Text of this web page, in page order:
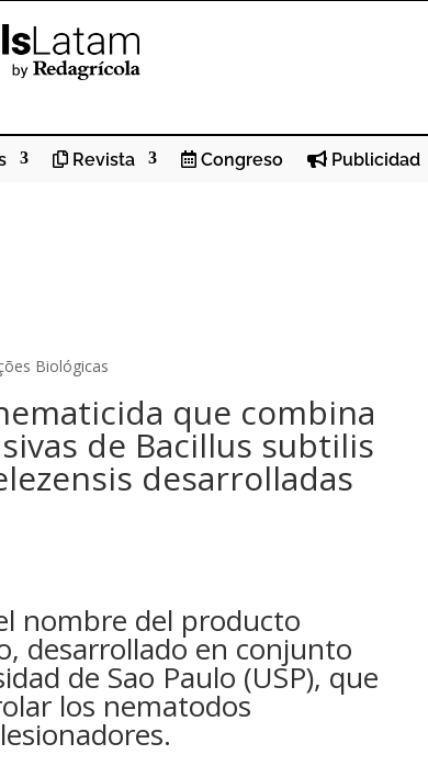
Revista Congreso Publicidad
Biológicas
que combina
de Bacillus subtilis
desarrolladas
nombre del producto
desarrollado en conjunto
de Sao Paulo (USP), que
los nematodos